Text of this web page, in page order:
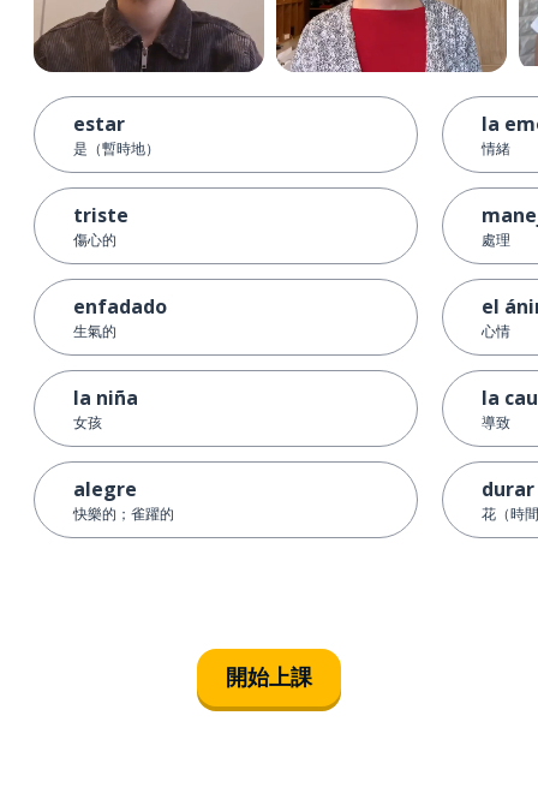
estar
是（暫時地）
triste
傷心的
enfadado
生氣的
la niña
女孩
alegre
快樂的；雀躍的
la
情緒
處理
el
心情
la
導致
durar
花（時
開始上課